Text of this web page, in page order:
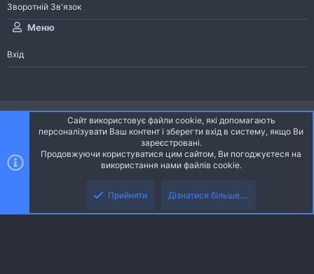
Зворотній Зв'язок
Меню
Вхід
Ніч
Українська (UA)
S
Community platform by XenForo® © 2010-2026 XenForo Ltd.
Community platform by XenForo © 2010-2022 XenForo Ltd. | dev: Pages
Сайт використовує файли cookie, які допомагають
персоналізувати Ваш контент і зберегти вхід в систему, якщо Ви
зареєстровані.
Продовжуючи користуватися цим сайтом, Ви погоджуєтеся на
використання нами файлів cookie.
Прийняти Дізнатися більше....